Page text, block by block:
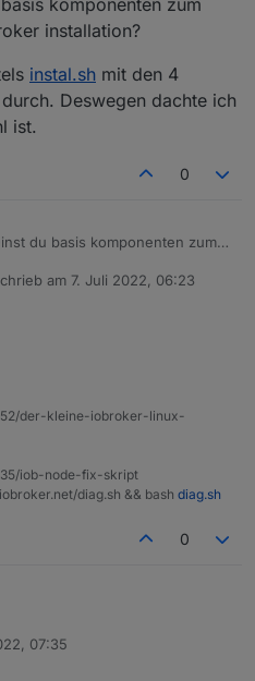
500
lib/dpkg/status
1~deb11u1 500
security.debian.org/
nachinstalliert werden muss
Wand.
komponenten zum
installation?
instal.sh mit den 4
Deswegen dachte ich
ist.
0
du basis komponenten zum
mittels instal.shmit den 4
durch. Deswegen dachte
am 7. Juli 2022, 06:23
editiert von
der-kleine-iobroker-linux-
iob-node-fix-skript
diag.sh && bash diag.sh
0
07:35